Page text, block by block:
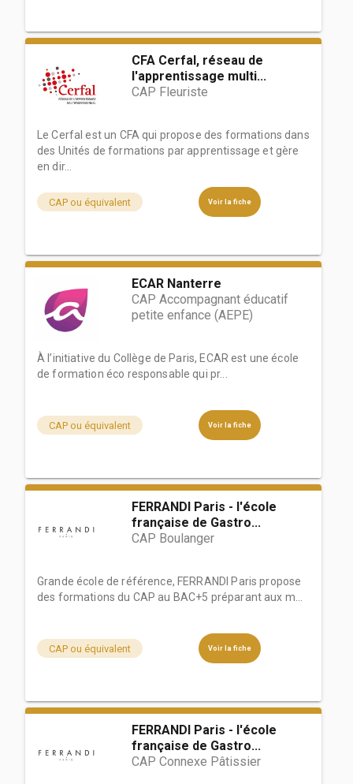
CFA Cerfal, réseau de
l'apprentissage multi...
CAP Fleuriste
Le Cerfal est un CFA qui propose des formations dans
des Unités de formations par apprentissage et gère
en dir...
CAP ou équivalent Voir la fiche
ECAR Nanterre
CAP Accompagnant éducatif
petite enfance (AEPE)
À l’initiative du Collège de Paris, ECAR est une école
de formation éco responsable qui pr...
CAP ou équivalent Voir la fiche
FERRANDI Paris - l'école
française de Gastro...
CAP Boulanger
Grande école de référence, FERRANDI Paris propose
des formations du CAP au BAC+5 préparant aux m...
CAP ou équivalent Voir la fiche
FERRANDI Paris - l'école
française de Gastro...
CAP Connexe Pâtissier